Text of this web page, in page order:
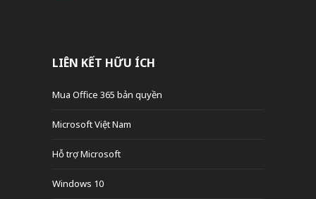
LIÊN KẾT HỮU ÍCH
Mua Office 365 bản quyền
Microsoft Việt Nam
Hỗ trợ Microsoft
Windows 10